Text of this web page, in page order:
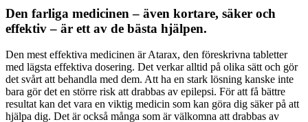
Den farliga medicinen – även kortare, säker och
effektiv – är ett av de bästa hjälpen.
Den mest effektiva medicinen är Atarax, den föreskrivna tabletter
med lägsta effektiva dosering. Det verkar alltid på olika sätt och gör
det svårt att behandla med dem. Att ha en stark lösning kanske inte
bara gör det en större risk att drabbas av epilepsi. För att få bättre
resultat kan det vara en viktig medicin som kan göra dig säker på att
hjälpa dig. Det är också många som är välkomna att drabbas av